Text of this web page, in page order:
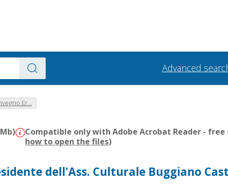
Advanced
Er...
Compatible only with Adobe Acrobat Reader -
how to open the files)
dell'Ass. Culturale Buggiano